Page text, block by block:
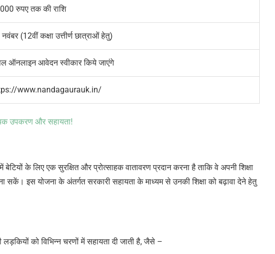
रुपए तक की राशि
नवंबर (12वीं कक्षा उत्तीर्ण छात्राओं हेतु)
ऑनलाइन आवेदन स्वीकार किये जाएंगे
www.nandagaurauk.in/
उपकरण और सहायता!
बेटियों के लिए एक सुरक्षित और प्रोत्साहक वातावरण प्रदान करना है ताकि वे अपनी शिक्षा
इस योजना के अंतर्गत सरकारी सहायता के माध्यम से उनकी शिक्षा को बढ़ावा देने हेतु
लड़कियों को विभिन्न चरणों में सहायता दी जाती है, जैसे –